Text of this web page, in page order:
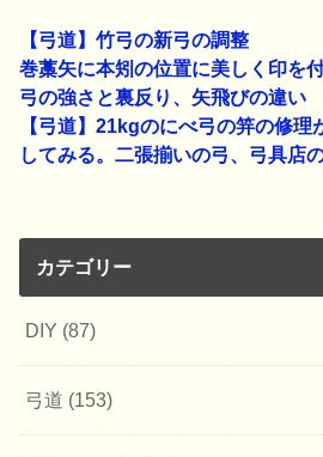
【弓道】竹弓の新弓の調整
巻藁矢に本矧の位置に美しく印を
弓の強さと裏反り、矢飛びの違い
【弓道】21kgのにべ弓の笄の修
してみる。二張揃いの弓、弓具店
カテゴリー
DIY (87)
弓道 (153)